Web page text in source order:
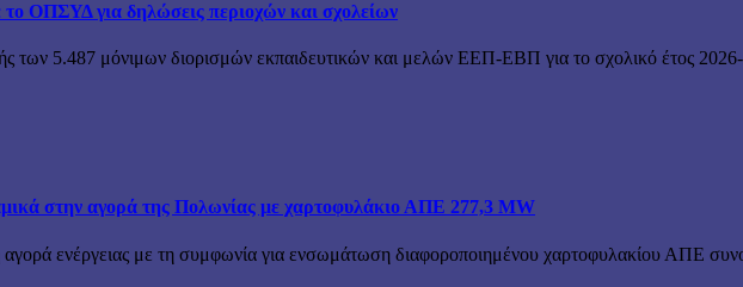
το ΟΠΣΥΔ για δηλώσεις περιοχών και σχολείων
των 5.487 μόνιμων διορισμών εκπαιδευτικών και μελών ΕΕΠ-ΕΒΠ για το σχολικό έτος
στην αγορά της Πολωνίας με χαρτοφυλάκιο ΑΠΕ 277,3 MW
αγορά ενέργειας με τη συμφωνία για ενσωμάτωση διαφοροποιημένου χαρτοφυλακίου ΑΠΕ